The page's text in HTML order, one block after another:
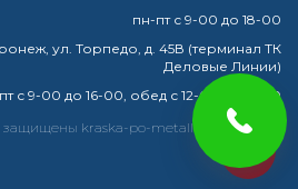
материалов
купить грунт
металла
пн-пт с 9-00 до 18-00
ул. Торпедо, д. 45В (терминал ТК
Деловые Линии)
с 9-00 до 16-00, обед с 12-00 до 13-00
защищены kraska-po-metallu-voronej.ru